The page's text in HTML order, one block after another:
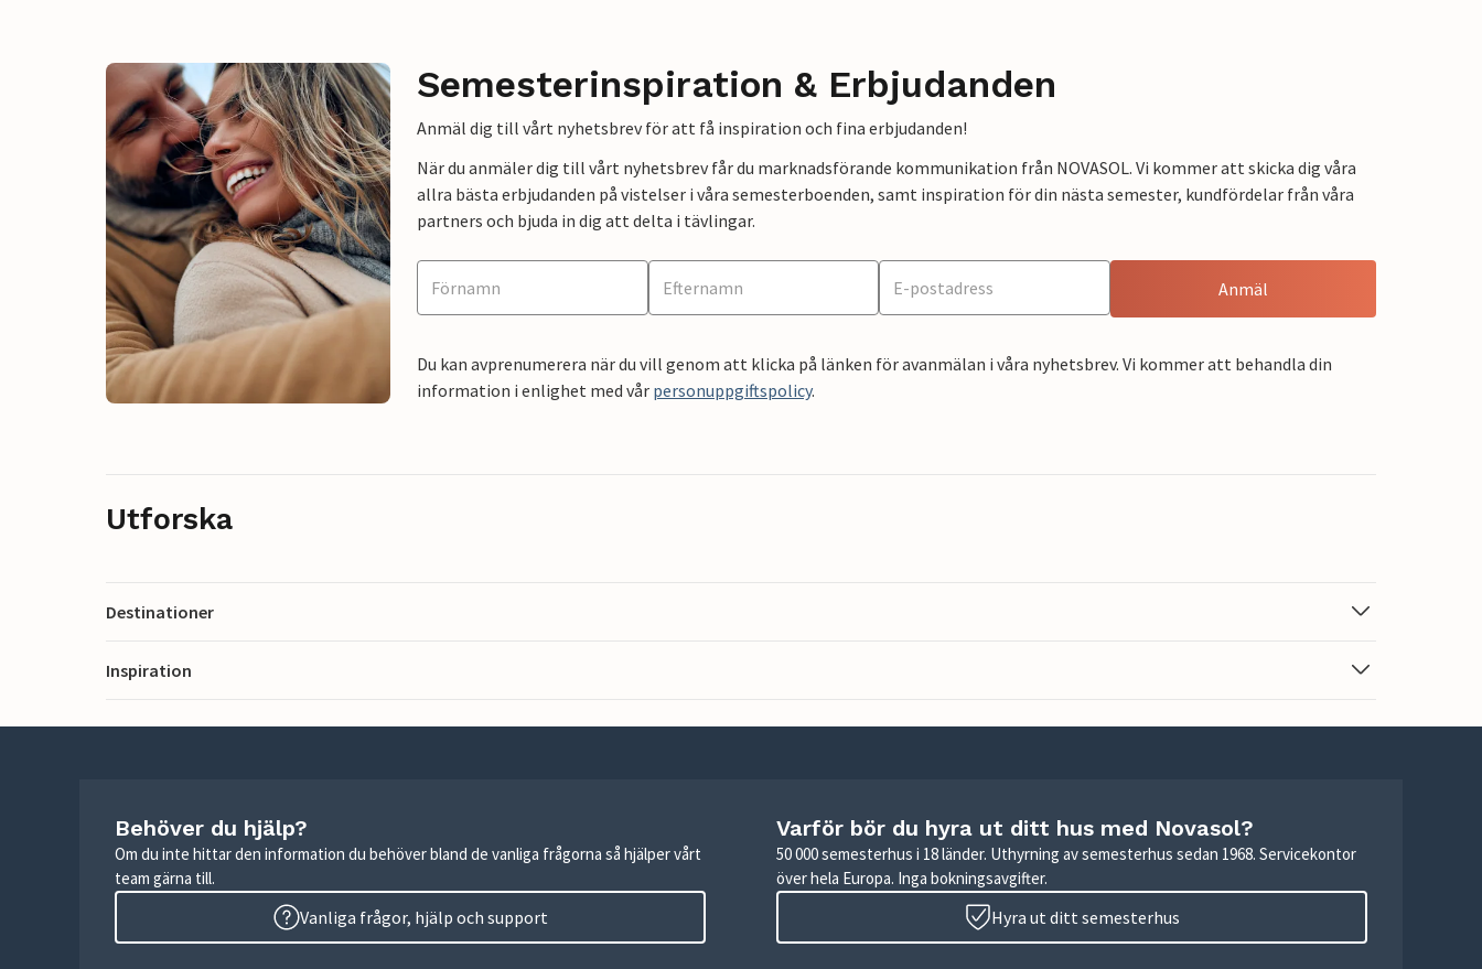
Semesterinspiration & Erbjudanden
Anmäl dig till vårt nyhetsbrev för att få inspiration och fina erbjudanden!
När du anmäler dig till vårt nyhetsbrev får du marknadsförande kommunikation från NOVASOL. Vi kommer att skicka dig våra
allra bästa erbjudanden på vistelser i våra semesterboenden, samt inspiration för din nästa semester, kundfördelar från våra
partners och bjuda in dig att delta i tävlingar.
Anmäl
Du kan avprenumerera när du vill genom att klicka på länken för avanmälan i våra nyhetsbrev. Vi kommer att behandla din
information i enlighet med vår personuppgiftspolicy.
Utforska
Destinationer
Inspiration
Behöver du hjälp?
Om du inte hittar den information du behöver bland de vanliga frågorna så hjälper vårt
team gärna till.
Vanliga frågor, hjälp och support
Varför bör du hyra ut ditt hus med Novasol?
50 000 semesterhus i 18 länder. Uthyrning av semesterhus sedan 1968. Servicekontor
över hela Europa. Inga bokningsavgifter.
Hyra ut ditt semesterhus